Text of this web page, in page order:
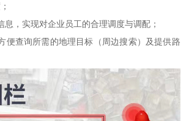
息，实现对企业员工的合理调度与调配；
便查询所需的地理目标（周边搜索）及提供路